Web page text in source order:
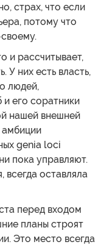
страх, что если
потому что
и рассчитывает,
У них есть власть,
людей,
его соратники
нашей внешней
амбиции
genia loci
пока управляют.
всегда оставляла
перед входом
планы строят
Это место всегда